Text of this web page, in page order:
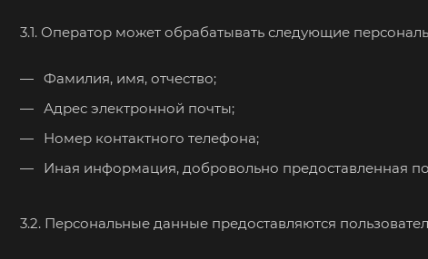
3.1. Оператор может обрабатывать следующие
Фамилия, имя, отчество;
Адрес электронной почты;
Номер контактного телефона;
Иная информация, добровольно предоставленная
3.2. Персональные данные предоставляются